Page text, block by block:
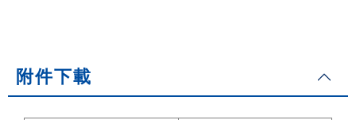
附件下載